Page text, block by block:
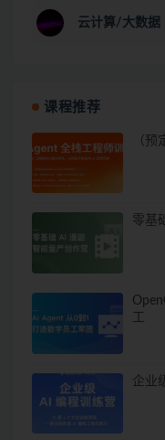
云计算/大数据
课程推荐
（
零基
企业